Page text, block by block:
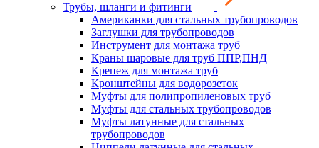
Трубы, шланги и фитинги
Американки для стальных трубопроводов
Заглушки для трубопроводов
Инструмент для монтажа труб
Краны шаровые для труб ППР,ПНД
Крепеж для монтажа труб
Кронштейны для водорозеток
Муфты для полипропиленовых труб
Муфты для стальных трубопроводов
Муфты латунные для стальных
трубопроводов